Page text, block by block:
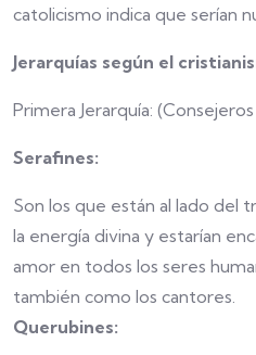
catolicismo indica que serían
Jerarquías según el
Primera Jerarquía:
Serafines:
Son los que están al lado del
la energía divina y estarían
amor en todos los seres
también como los cantores.
Querubines: